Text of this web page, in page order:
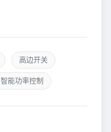
高边开关
智能功率控制